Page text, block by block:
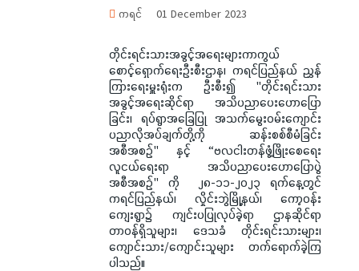
ကရင် 01 December 2023
တိုင်းရင်းသားအခွင့်အရေးများကာကွယ်
စောင့်ရှောက်ရေးဦးစီးဌာန၊ ကရင်ပြည်နယ် ညွှန်
ကြားရေးမှူးရုံးက ဦးစီး၍ "တိုင်းရင်းသား
အခွင့်အရေးဆိုင်ရာ အသိပညာပေးဟောပြော
ခြင်း၊ ရပ်ရွာအခြေပြု အသက်မွေးဝမ်းကျောင်း
ပညာလိုအပ်ချက်တို့ကို ဆန်းစစ်စီမံခြင်း
အစီအစဉ်" နှင့် “ဗလငါးတန်ဖွံ့ဖြိုးစေရေး
လူငယ်ရေးရာ အသိပညာပေးဟောပြောပွဲ
အစီအစဉ်" ကို ၂၈-၁၁-၂၀၂၃ ရက်နေ့တွင်
ကရင်ပြည်နယ်၊ လှိုင်းဘွဲမြို့နယ်၊ ကော့ဝန်း
ကျေးရွာ၌ ကျင်းပပြုလုပ်ခဲ့ရာ ဌာနဆိုင်ရာ
တာဝန်ရှိသူများ၊ ဒေသခံ တိုင်းရင်းသားများ၊
ကျောင်းသား/ကျောင်းသူများ တက်ရောက်ခဲ့ကြ
ပါသည်။